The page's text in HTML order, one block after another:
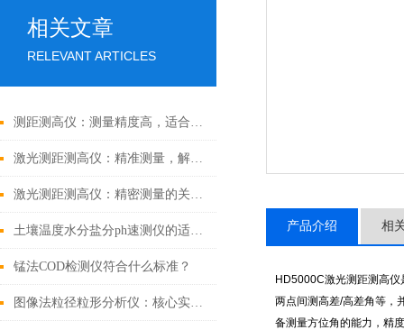
相关文章
RELEVANT ARTICLES
测距测高仪：测量精度高，适合各种户外测量使用
激光测距测高仪：精准测量，解锁多维空间新维度
激光测距测高仪：精密测量的关键工具
土壤温度水分盐分ph速测仪的适用范围
锰法COD检测仪符合什么标准？
图像法粒径粒形分析仪：核心实用技术解析
产品介绍 相
HD5000C激光测距测高
两点间测高差/高差角等，
备测量方位角的能力，精